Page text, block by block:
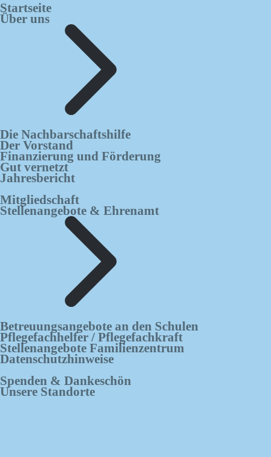
Startseite
Über uns
Die Nachbarschaftshilfe
Der Vorstand
Finanzierung und Förderung
Gut vernetzt
Jahresbericht
Mitgliedschaft
Stellenangebote & Ehrenamt
Betreuungsangebote an den Schulen
Pflegefachhelfer / Pflegefachkraft
Stellenangebote Familienzentrum
Datenschutzhinweise
Spenden & Dankeschön
Unsere Standorte